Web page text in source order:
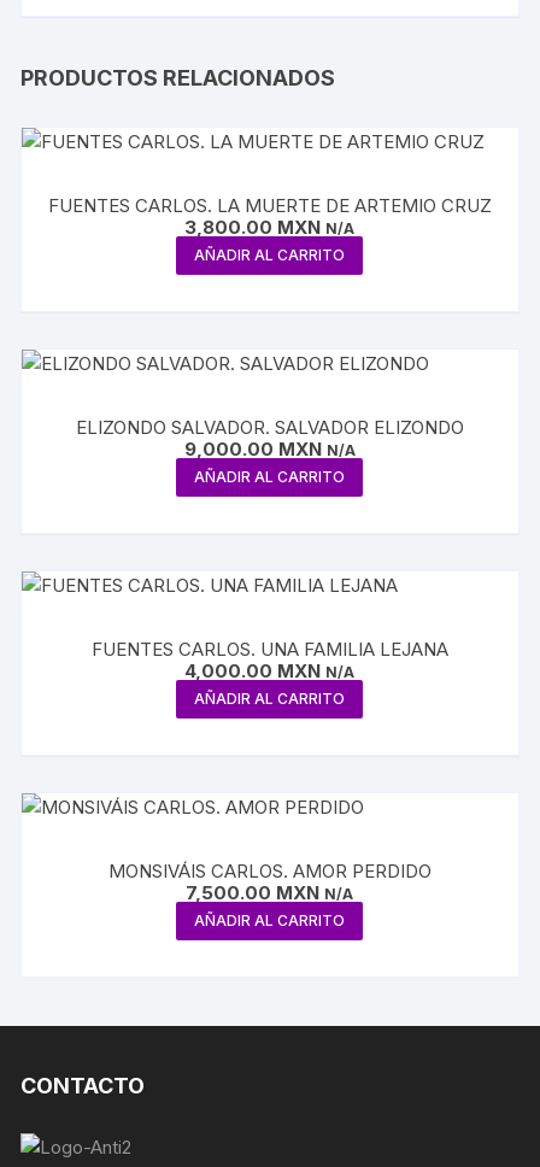
PRODUCTOS RELACIONADOS
FUENTES CARLOS. LA MUERTE DE ARTEMIO CRUZ
3,800.00 MXN N/A
AÑADIR AL CARRITO
ELIZONDO SALVADOR. SALVADOR ELIZONDO
9,000.00 MXN N/A
AÑADIR AL CARRITO
FUENTES CARLOS. UNA FAMILIA LEJANA
4,000.00 MXN N/A
AÑADIR AL CARRITO
MONSIVÁIS CARLOS. AMOR PERDIDO
7,500.00 MXN N/A
AÑADIR AL CARRITO
CONTACTO